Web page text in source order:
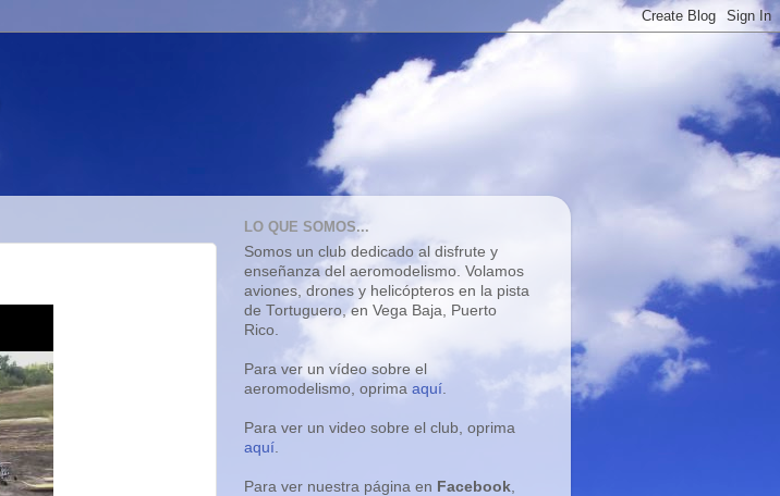
LO QUE SOMOS...
Somos un club dedicado al disfrute y
enseñanza del aeromodelismo. Volamos
aviones, drones y helicópteros en la pista
de Tortuguero, en Vega Baja, Puerto
Rico.
Para ver un vídeo sobre el
aeromodelismo, oprima aquí
Para ver un video sobre el club, oprima
aquí
Para ver nuestra página en Facebook